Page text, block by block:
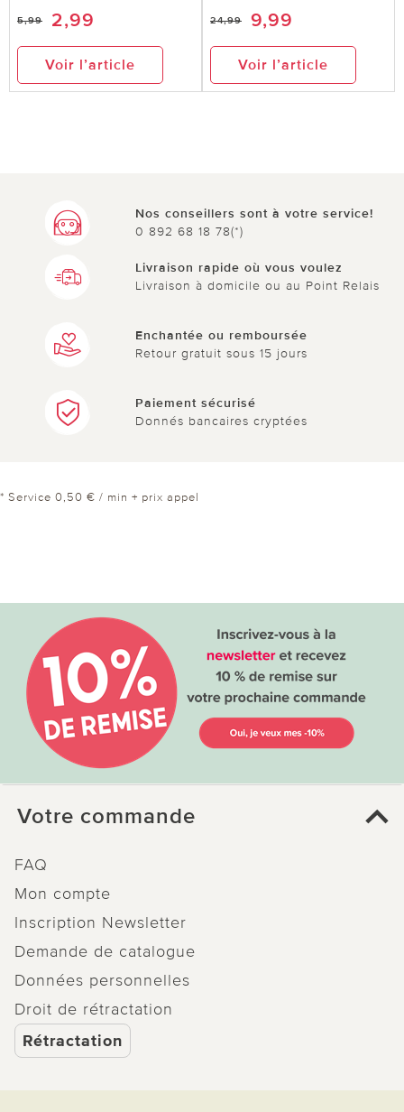
5,99 2,99
Voir l’article
24,99 9,99
Voir l’article
Nos conseillers sont à votre service!
0 892 68 18 78(*)
Livraison rapide où vous voulez
Livraison à domicile ou au Point Relais
Enchantée ou remboursée
Retour gratuit sous 15 jours
Paiement sécurisé
Donnés bancaires cryptées
* Service 0,50 € / min + prix appel
Votre commande
FAQ
Mon compte
Inscription Newsletter
Demande de catalogue
Données personnelles
Droit de rétractation
Rétractation